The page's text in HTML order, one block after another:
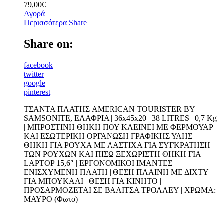
79,00€
Αγορά
Περισσότερα Share
Share on:
facebook
twitter
google
pinterest
ΤΣΑΝΤΑ ΠΛΑΤΗΣ AMERICAN TOURISTER BY
SAMSONITE, ΕΛΑΦΡΙΑ | 36x45x20 | 38 LITRES | 0,7 Kg
| ΜΠΡΟΣΤΙΝΗ ΘΗΚΗ ΠΟΥ ΚΛΕΙΝΕΙ ΜΕ ΦΕΡΜΟΥΑΡ
ΚΑΙ ΕΣΩΤΕΡΙΚΗ ΟΡΓΑΝΩΣΗ ΓΡΑΦΙΚΗΣ ΥΛΗΣ |
ΘΗΚΗ ΓΙΑ ΡΟΥΧΑ ΜΕ ΛΑΣΤΙΧΑ ΓΙΑ ΣΥΓΚΡΑΤΗΣΗ
ΤΩΝ ΡΟΥΧΩΝ ΚΑΙ ΠΙΣΩ ΞΕΧΩΡΙΣΤΗ ΘΗΚΗ ΓΙΑ
LAPTOP 15,6″ | EPΓΟΝΟΜΙΚΟΙ ΙΜΑΝΤΕΣ |
ΕΝΙΣΧΥΜΕΝΗ ΠΛΑΤΗ | ΘΕΣΗ ΠΛΑΙΝΗ ΜΕ ΔΙΧΤΥ
ΓΙΑ ΜΠΟΥΚΑΛΙ | ΘΕΣΗ ΓΙΑ ΚΙΝΗΤΟ |
ΠΡΟΣΑΡΜΟΖΕΤΑΙ ΣΕ ΒΑΛΙΤΣΑ ΤΡΟΛΛΕΥ | ΧΡΩΜΑ:
ΜΑΥΡΟ (Φωτο)